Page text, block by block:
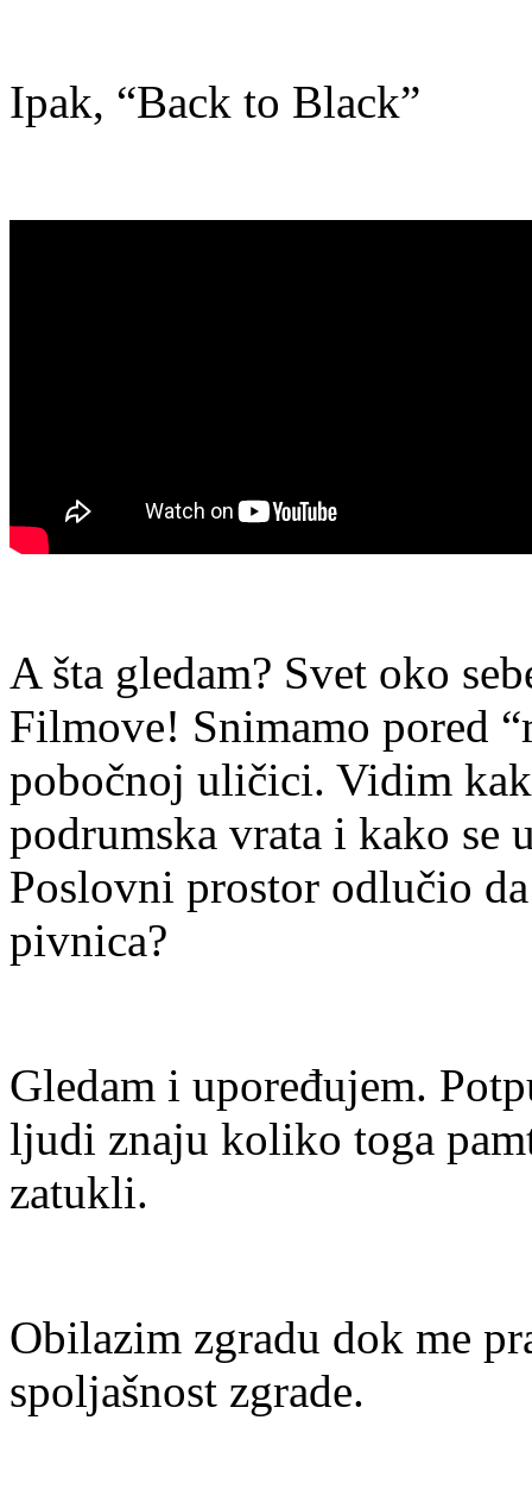
Ipak, “Back to Black”
A šta gledam? Svet oko
Filmove! Snimamo pored
pobočnoj uličici. Vidim
podrumska vrata i kako se
Poslovni prostor odlučio
pivnica?
Gledam i upoređujem.
ljudi znaju koliko toga
zatukli.
Obilazim zgradu dok me
spoljašnost zgrade.